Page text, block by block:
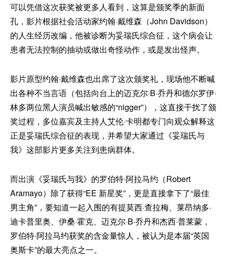
可以凭借这次获奖被更多人看到，这算是颁奖季的新面
孔，影片根据社会活动家约翰·戴维森（John Davidson）
的人生经历改编，他被诊断为妥瑞氏综合征，这个病会让
患者无法控制的抽动或做出奇怪动作，或是发出怪声。
影片原型约翰·戴维森也出席了这次颁奖礼，现场他不断喊
出各种不当言语（包括向台上的迈克尔·B·乔丹和德尔罗伊·
林多两位黑人演员喊出敏感的“nigger”），这直接干扰了颁
奖过程，多位嘉宾及主持人艾伦·卡明都专门向观众解释这
正是妥瑞氏综合征的表现，并希望大家通过《妥瑞氏与
我》这部影片更多关注到患病群体。
而出演《妥瑞氏与我》的罗伯特·阿拉马约（Robert
Aramayo）除了获得“EE 新星奖”，更是直接拿下了“最佳
男主角”，要知道一起入围的有提莫西·查拉梅、莱昂纳多·
迪卡普里奥、伊桑·霍克、迈克尔·B·乔丹和杰西·普莱蒙，
罗伯特·阿拉马约获奖的含金量惊人，被认为是本届“英国
奥斯卡”的最大亮点之一。